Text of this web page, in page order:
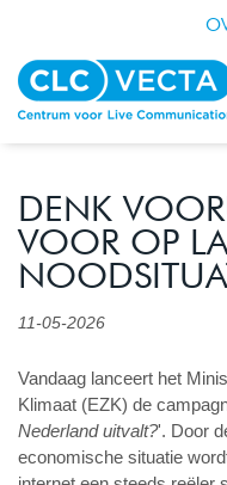
DENK
VOOR OP
11-05-2026
Vandaag lanceert het
Klimaat (EZK) de
Nederland uitvalt?'. Door
economische situatie